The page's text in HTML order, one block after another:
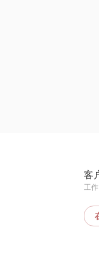
客
工